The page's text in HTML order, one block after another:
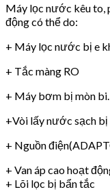
Máy lọc nước kêu to,
động có thể do:
+ Máy lọc nước bị e
+ Tắc màng RO
+ Máy bơm bị mòn bi.
+Vòi lấy nước sạch bị
+ Nguồn
+ Van áp cao hoạt
+ Lõi lọc bị bẩn tắc